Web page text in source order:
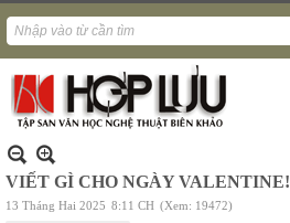
VIẾT GÌ CHO NGÀY VALENTINE!
13 Tháng Hai 2025 8:11 CH (Xem: 19472)